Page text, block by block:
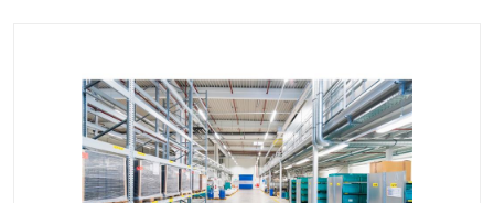
sap软件开发 sap管理系统
码上用条码管理 扫码系统